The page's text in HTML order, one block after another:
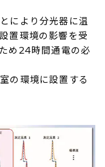
により分光器に温
置環境の影響を受
め24時間通電の必
の環境に設置する